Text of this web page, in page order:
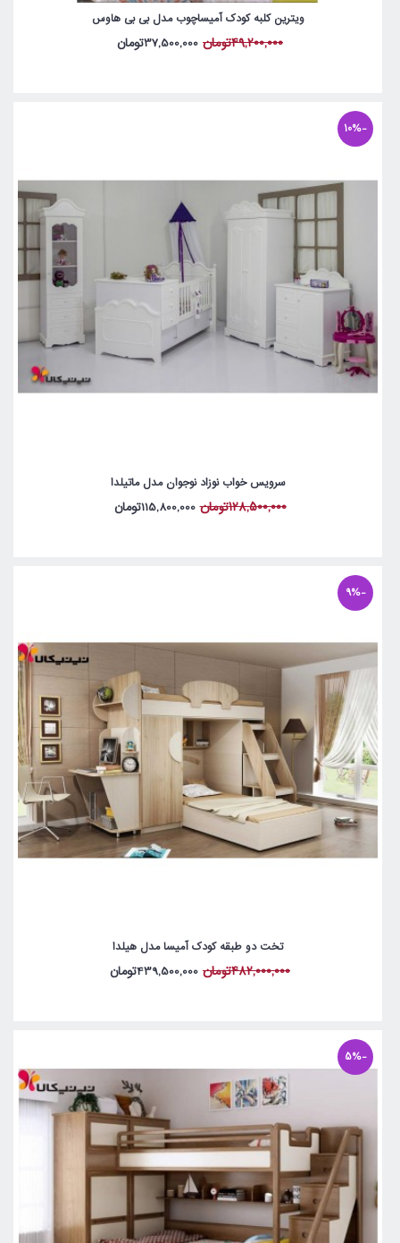
ویترین کلبه کودک آمیساچوب مدل بی بی هاوس
49,200,000تومان 37,500,000تومان
-10%
سرویس خواب نوزاد نوجوان مدل ماتیلدا
128,500,000تومان 115,800,000تومان
-9%
تخت دو طبقه کودک آمیسا مدل هیلدا
482,000,000تومان 439,500,000تومان
-5%